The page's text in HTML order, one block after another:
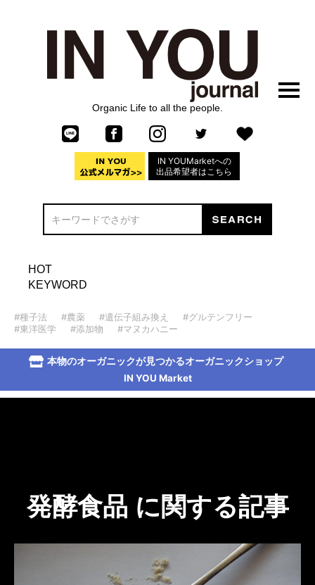
Organic Life to all the people.
IN YOUMarketへの
出品希望者はこちら
HOT
KEYWORD
#種子法 #農薬 #遺伝子組み換え
#グルテンフリー
#東洋医学
#添加物 #マヌカハニー
本物のオーガニックが見つかるオーガニックショップ
IN YOU Market
発酵食品 に関する記事